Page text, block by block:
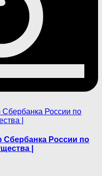
Сбербанка России по
|